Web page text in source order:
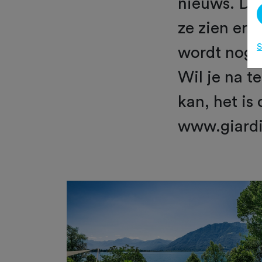
nieuws.
ze zien er
wordt nog
Wil je na
kan, het is